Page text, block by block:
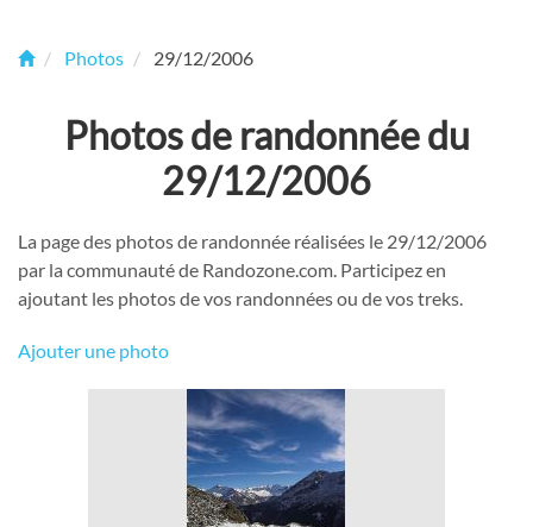
Photos 29/12/2006
Photos de randonnée du
29/12/2006
La page des photos de randonnée réalisées le 29/12/2006
par la communauté de Randozone.com. Participez en
ajoutant les photos de vos randonnées ou de vos treks.
Ajouter une photo